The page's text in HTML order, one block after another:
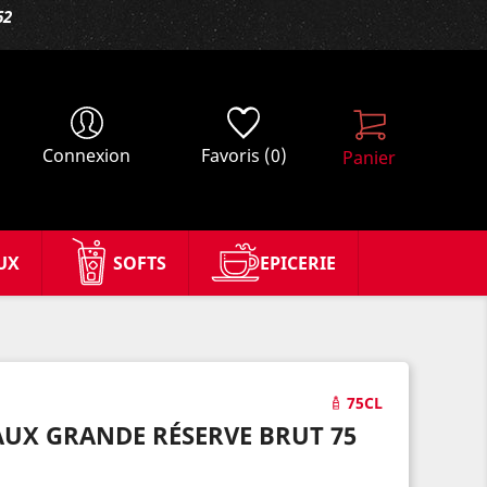
SOFTS EPICERIE
Connexion Favoris (0) Panier
75CL
GRANDE RÉSERVE BRUT 75